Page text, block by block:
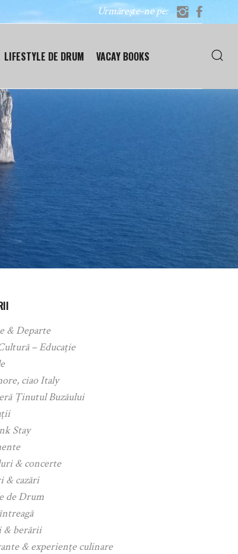
Urmărește-ne pe:
LIFESTYLE DE DRUM VACAY BOOKS
& Departe
– Educație
ciao Italy
Ținutul Buzăului
Stay
& concerte
& cazări
de Drum
& berării
& experiențe culinare